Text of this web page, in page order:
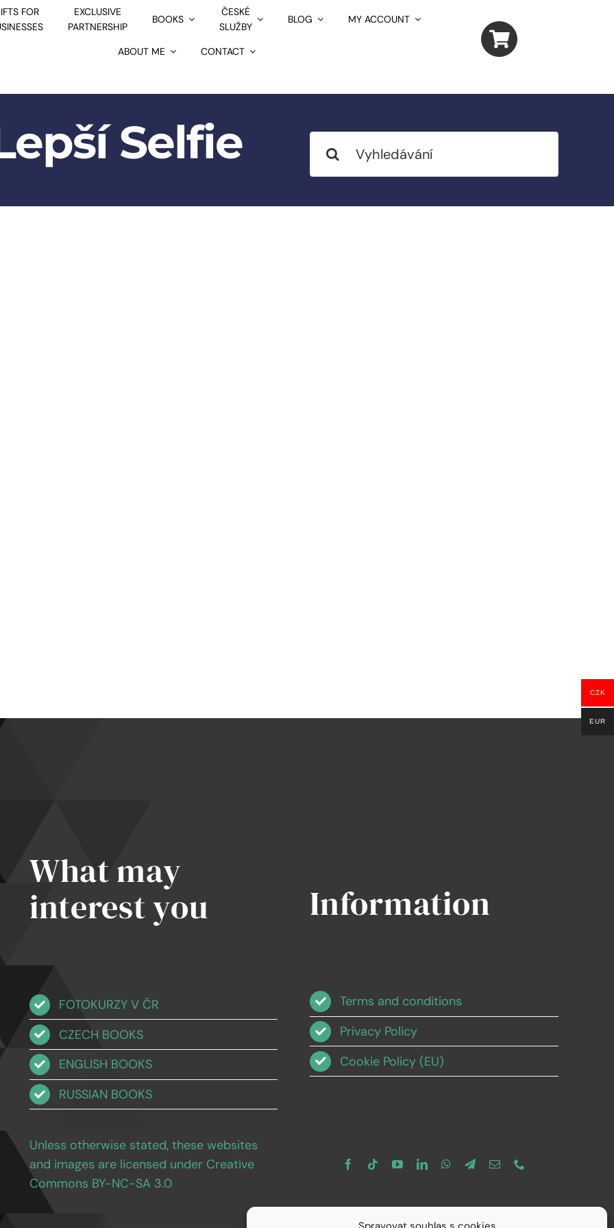
FOR
EXCLUSIVE
PARTNERSHIP
BOOKS
ČESKÉ
SLUŽBY
BLOG MY ACCOUNT
ABOUT ME CONTACT
Selfie
for:
What may
interest you
FOTOKURZY V ČR
CZECH BOOKS
ENGLISH BOOKS
RUSSIAN BOOKS
Information
Terms and conditions
Privacy Policy
Cookie Policy (EU)
Unless otherwise stated, these websites
and images are licensed under Creative
Commons BY-NC-SA 3.0.
CZK
EUR